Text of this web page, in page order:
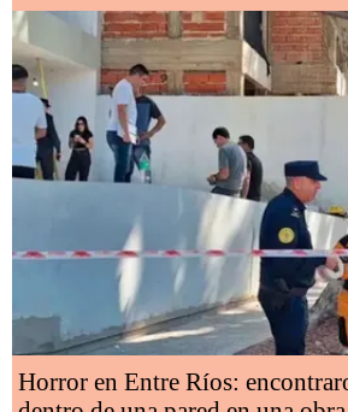
Horror en Entre Ríos: